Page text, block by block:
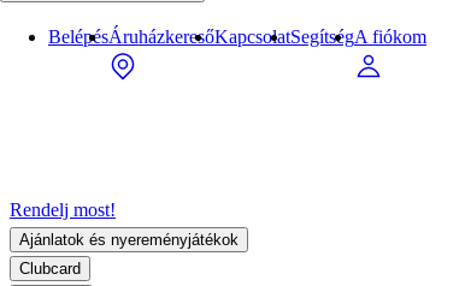
BelépésÁruházkeresőKapcsolatSegítségA fiókom
Rendelj most!
Ajánlatok és nyereményjátékok
Clubcard